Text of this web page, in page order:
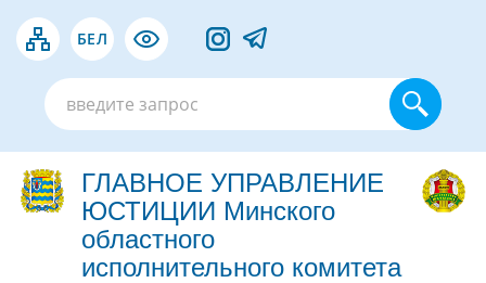
БЕЛ
ГЛАВНОЕ УПРАВЛЕНИЕ
ЮСТИЦИИ Минского
областного
исполнительного комитета